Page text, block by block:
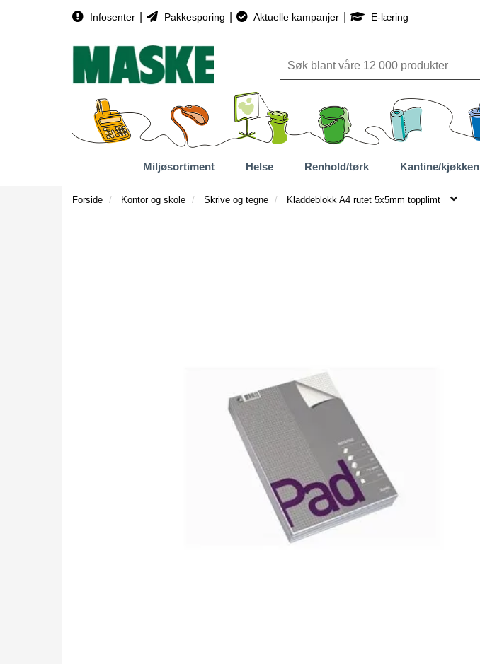
Infosenter Pakkesporing Aktuelle kampanjer E-læring
Miljøsortiment Helse Renhold/tørk Kantine/kjøkken
Forside Kontor og skole Skrive og tegne Kladdeblokk A4 rutet 5x5mm topplimt